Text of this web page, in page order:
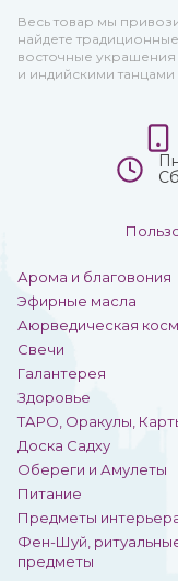
Весь товар мы
найдете
восточные украшения
и индийскими
Арома и благовония
Эфирные масла
Аюрведическая
Свечи
Галантерея
Здоровье
ТАРО, Оракулы,
Доска Садху
Обереги и Амулеты
Питание
Предметы
Фен-Шуй,
предметы